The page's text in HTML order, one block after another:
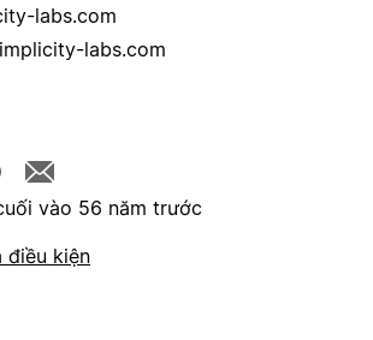
labs.com
labs.com
vào 56 năm trước
điều kiện